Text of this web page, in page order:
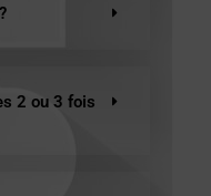
2 ou 3 fois